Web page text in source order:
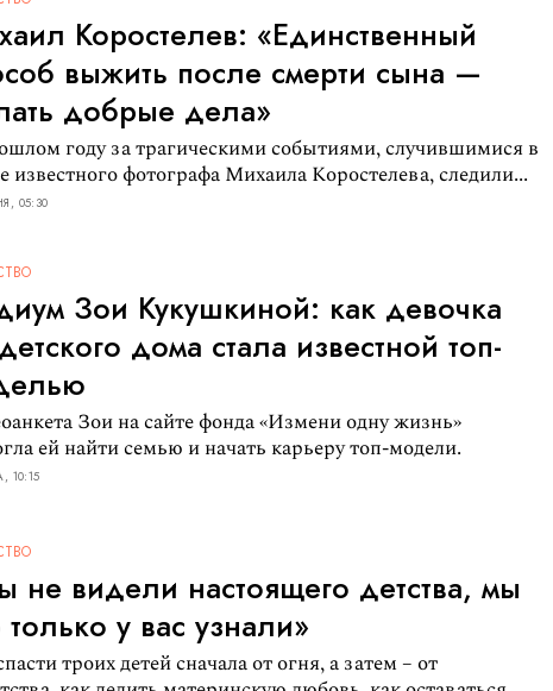
Коростелев: «Единственный
выжить после смерти сына —
добрые дела»
году за трагическими событиями, случившимися в
известного фотографа Михаила Коростелева, следили...
05:30
Зои Кукушкиной: как девочка
дома стала известной топ-
Зои на сайте фонда «Измени одну жизнь»
ей найти семью и начать карьеру топ-модели.
10:15
не видели настоящего детства, мы
только у вас узнали»
троих детей сначала от огня, а затем – от